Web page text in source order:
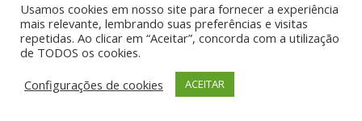
Por aí de Barraca - direitos reservados - Desenvolvido
por UIA WEB
Usamos cookies em nosso site para fornecer a experiência
mais relevante, lembrando suas preferências e visitas
repetidas. Ao clicar em “Aceitar”, concorda com a utilização
de TODOS os cookies.
Configurações de cookies
ACEITAR